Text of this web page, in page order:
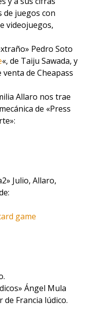
de juegos con
videojuegos,
Pedro Soto
«, de Taiju Sawada, y
de Cheapass
Allaro nos trae
de «Press
Julio, Allaro,
game
Ángel Mula
Francia lúdico.